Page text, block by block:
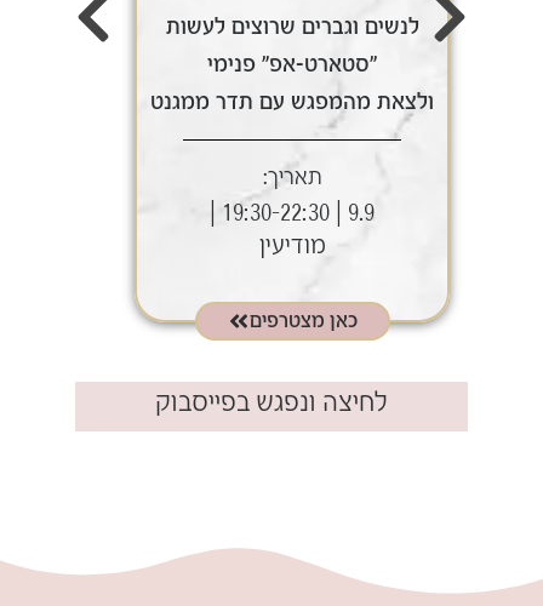
לנשים וגברים שרוצים לעשות
"סטארט-אפ" פנימי
ולצאת מהמפגש עם תדר ממגנט
תאריך:
מודיעין
כאן מצטרפים
לחיצה ונפגש בפייסבוק​